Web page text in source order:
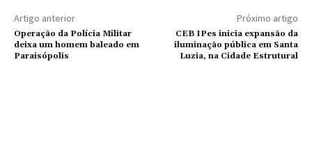
Artigo anterior
Operação da Polícia Militar
deixa um homem baleado em
Paraisópolis
Próximo artigo
CEB IPes inicia expansão da
iluminação pública em Santa
Luzia, na Cidade Estrutural